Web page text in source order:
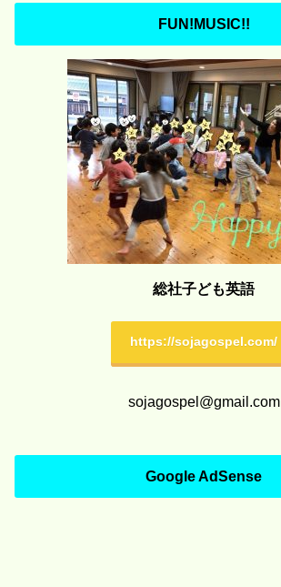
FUN!MUSIC!!
総社子ども英語
https://sojagospel.com/
sojagospel@gmail.com
Google AdSense